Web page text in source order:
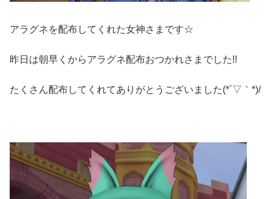
アラグネを配布してくれた女神さまです☆
昨日は朝早くからアラグネ配布おつかれさまでした!!
たくさん配布してくれてありがとうございました(*´▽｀*)/